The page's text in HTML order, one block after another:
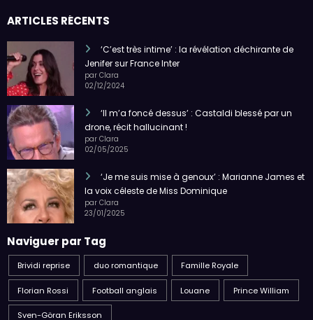
ARTICLES RÉCENTS
‘C’est très intime’ : la révélation déchirante de
Jenifer sur France Inter
par Clara
02/12/2024
‘Il m’a foncé dessus’ : Castaldi blessé par un
drone, récit hallucinant !
par Clara
02/05/2025
‘Je me suis mise à genoux’ : Marianne James et
la voix céleste de Miss Dominique
par Clara
23/01/2025
Naviguer par Tag
Brividi reprise duo romantique Famille Royale
Florian Rossi Football anglais Louane Prince William
Sven-Göran Eriksson